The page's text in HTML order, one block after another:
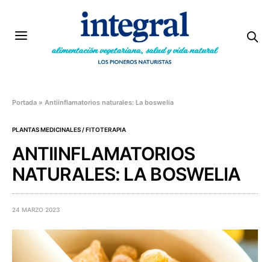
Portada »Antiinflamatorios naturales: La boswelia
PLANTAS MEDICINALES / FITOTERAPIA
ANTIINFLAMATORIOS
NATURALES: LA BOSWELIA
24 MARZO 2023